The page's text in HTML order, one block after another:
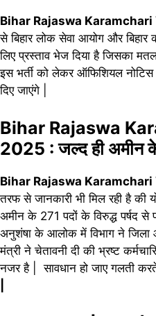
Bihar Rajaswa
से बिहार लोक सेवा आयोग और बिहार
लिए प्रस्ताव भेज दिया है जिसका
इस भर्ती को लेकर ऑफिशियल
दिएजाएंगे |
Bihar Rajaswa
2025 : जल्द ही अमीन के
Bihar Rajaswa
तरफ से जानकारी भी मिल रही है की
अमीन के 271 पदों के विरुद्ध पर्षद से
अनुशंषा के आलोक में विभाग ने
मंत्री ने चेतावनी दी की भ्रष्ट
नजर है | सावधान हो जाए गलती